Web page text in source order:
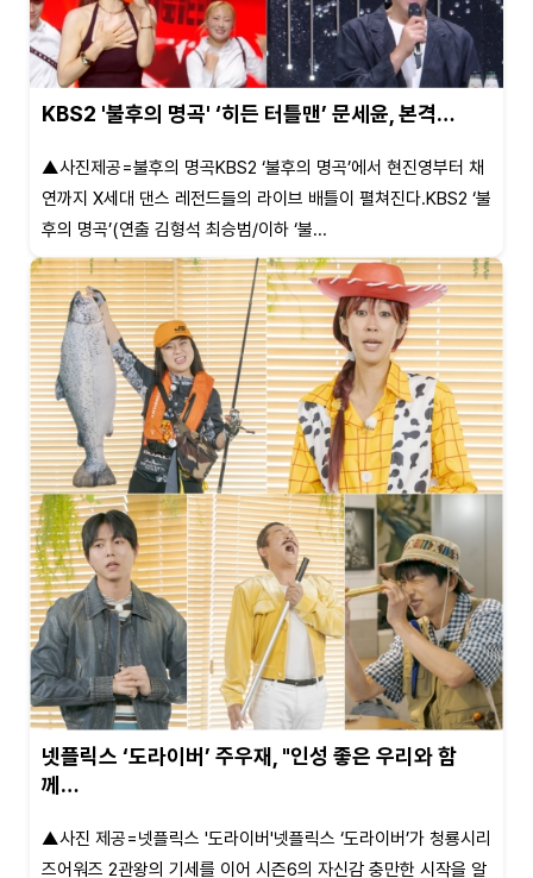
KBS2 '불후의 명곡' ‘히든 터틀맨’ 문세윤, 본격…
▲사진제공=불후의 명곡KBS2 ‘불후의 명곡’에서 현진영부터 채
연까지 X세대 댄스 레전드들의 라이브 배틀이 펼쳐진다.KBS2 ‘불
후의 명곡’(연출 김형석 최승범/이하 ‘불...
넷플릭스 ‘도라이버’ 주우재, "인성 좋은 우리와 함
께…
▲사진 제공=넷플릭스 '도라이버'넷플릭스 ‘도라이버’가 청룡시리
즈어워즈 2관왕의 기세를 이어 시즌6의 자신감 충만한 시작을 알